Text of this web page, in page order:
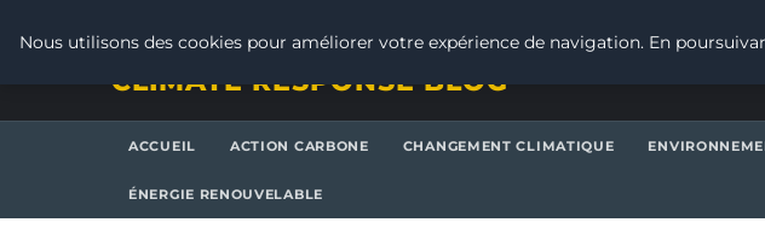
CLIMATE RESPONSE BLOG
ACCUEIL ACTION CARBONE CHANGEMENT CLIMATIQUE
ÉNERGIE RENOUVELABLE
Nous utilisons des cookies pour améliorer votre expérience de navigation. En